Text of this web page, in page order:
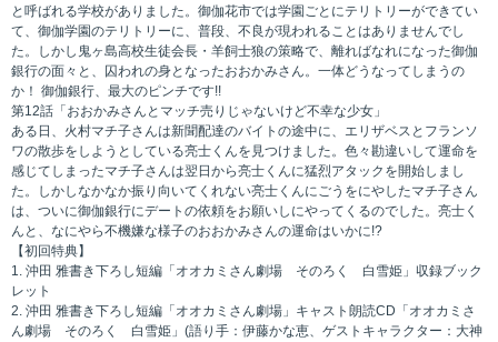
と呼ばれる学校がありました。御伽花市では学園ごとにテリトリーができてい
て、御伽学園のテリトリーに、普段、不良が現われることはありませんでし
た。しかし鬼ヶ島高校生徒会長・羊飼士狼の策略で、離ればなれになった御伽
銀行の面々と、囚われの身となったおおかみさん。一体どうなってしまうの
か！ 御伽銀行、最大のピンチです!!
第12話「おおかみさんとマッチ売りじゃないけど不幸な少女」
ある日、火村マチ子さんは新聞配達のバイトの途中に、エリザベスとフランソ
ワの散歩をしようとしている亮士くんを見つけました。色々勘違いして運命を
感じてしまったマチ子さんは翌日から亮士くんに猛烈アタックを開始しまし
た。しかしなかなか振り向いてくれない亮士くんにごうをにやしたマチ子さん
は、ついに御伽銀行にデートの依頼をお願いしにやってくるのでした。亮士く
んと、なにやら不機嫌な様子のおおかみさんの運命はいかに!?
【初回特典】
1. 沖田 雅書き下ろし短編「オオカミさん劇場 そのろく 白雪姫」収録ブック
レット
2. 沖田 雅書き下ろし短編「オオカミさん劇場」キャスト朗読CD「オオカミさ
ん劇場 そのろく 白雪姫」(語り手：伊藤かな恵、ゲストキャラクター：大神